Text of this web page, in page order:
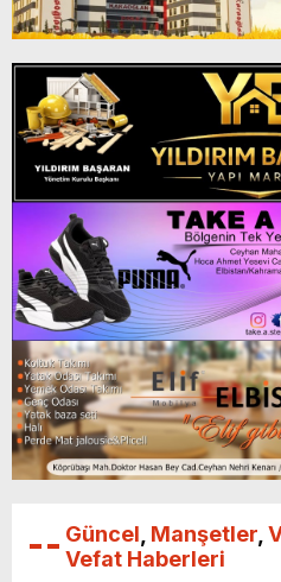
Güncel Manşetler
Vefat Haberleri